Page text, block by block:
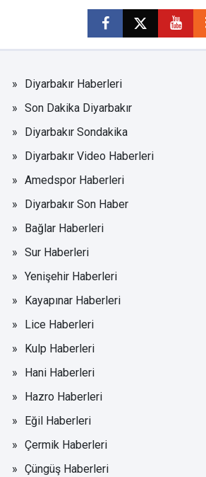
Diyarbakır Haberleri
Son Dakika Diyarbakır
Diyarbakır Sondakika
Diyarbakır Video Haberleri
Amedspor Haberleri
Diyarbakır Son Haber
Bağlar Haberleri
Sur Haberleri
Yenişehir Haberleri
Kayapınar Haberleri
Lice Haberleri
Kulp Haberleri
Hani Haberleri
Hazro Haberleri
Eğil Haberleri
Çermik Haberleri
Çüngüş Haberleri